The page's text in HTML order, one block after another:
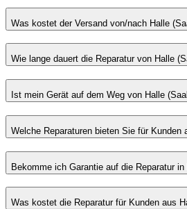
Was kostet der Versand von/nach Halle
Wie lange dauert die Reparatur von Halle
Ist mein Gerät auf dem Weg von Halle
Welche Reparaturen bieten Sie für Kunden
Bekomme ich Garantie auf die Reparatur in
Was kostet die Reparatur für Kunden aus